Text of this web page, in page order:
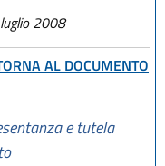
2008
AL DOCUMENTO
e tutela